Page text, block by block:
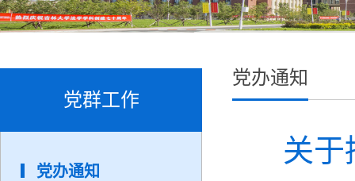
党群工作
党办通知
党办通知
关于